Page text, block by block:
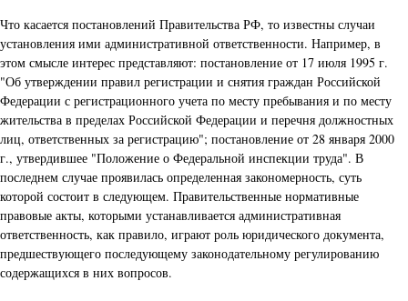
Что касается постановлений Правительства РФ, то известны случаи
установления ими административной ответственности. Например, в
этом смысле интерес представляют: постановление от 17 июля 1995 г.
"Об утверждении правил регистрации и снятия граждан Российской
Федерации с регистрационного учета по месту пребывания и по месту
жительства в пределах Российской Федерации и перечня должностных
лиц, ответственных за регистрацию"; постановление от 28 января 2000
г., утвердившее "Положение о Федеральной инспекции труда". В
последнем случае проявилась определенная закономерность, суть
которой состоит в следующем. Правительственные нормативные
правовые акты, которыми устанавливается административная
ответственность, как правило, играют роль юридического документа,
предшествующего последующему законодательному регулированию
содержащихся в них вопросов.